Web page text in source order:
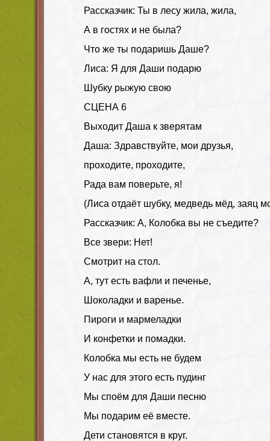
Рассказчик: Ты в лесу жила, жила,
А в гостях и не была?
Что же ты подаришь Даше?
Лиса: Я для Даши подарю
Шубку рыжую свою
СЦЕНА 6
Выходит Даша к зверятам
Даша: Здравствуйте, мои друзья,
проходите, проходите,
Рада вам поверьте, я!
(Лиса отдаёт шубку, медведь мёд, заяц
Рассказчик: А, Колобка вы не съедите?
Все звери: Нет!
Смотрит на стол.
А, тут есть вафли и печенье,
Шоколадки и варенье.
Пироги и мармеладки
И конфетки и помадки.
Колобка мы есть не будем
У нас для этого есть пудинг
Мы споём для Даши песню
Мы подарим её вместе.
Дети становятся в круг.